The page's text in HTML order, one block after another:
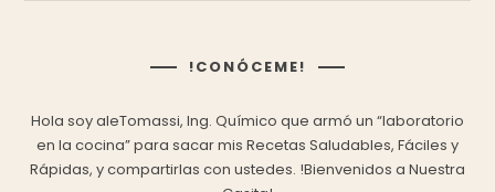
!CONÓCEME!
Hola soy aleTomassi, Ing. Químico que armó un “laboratorio
en la cocina” para sacar mis Recetas Saludables, Fáciles y
Rápidas, y compartirlas con ustedes. !Bienvenidos a Nuestra